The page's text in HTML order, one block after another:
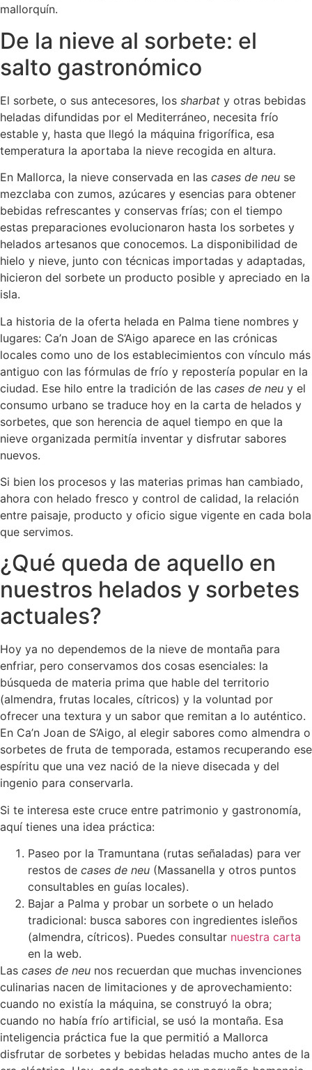
mallorquín.
De la nieve al sorbete: el
salto gastronómico
El sorbete, o sus antecesores, los sharbat y otras bebidas
heladas difundidas por el Mediterráneo, necesita frío
estable y, hasta que llegó la máquina frigorífica, esa
temperatura la aportaba la nieve recogida en altura.
En Mallorca, la nieve conservada en las cases de neu se
mezclaba con zumos, azúcares y esencias para obtener
bebidas refrescantes y conservas frías; con el tiempo
estas preparaciones evolucionaron hasta los sorbetes y
helados artesanos que conocemos. La disponibilidad de
hielo y nieve, junto con técnicas importadas y adaptadas,
hicieron del sorbete un producto posible y apreciado en la
isla.
La historia de la oferta helada en Palma tiene nombres y
lugares: Ca’n Joan de S’Aigo aparece en las crónicas
locales como uno de los establecimientos con vínculo más
antiguo con las fórmulas de frío y repostería popular en la
ciudad. Ese hilo entre la tradición de las cases de neu y el
consumo urbano se traduce hoy en la carta de helados y
sorbetes, que son herencia de aquel tiempo en que la
nieve organizada permitía inventar y disfrutar sabores
nuevos.
Si bien los procesos y las materias primas han cambiado,
ahora con helado fresco y control de calidad, la relación
entre paisaje, producto y oficio sigue vigente en cada bola
que servimos.
¿Qué queda de aquello en
nuestros helados y sorbetes
actuales?
Hoy ya no dependemos de la nieve de montaña para
enfriar, pero conservamos dos cosas esenciales: la
búsqueda de materia prima que hable del territorio
(almendra, frutas locales, cítricos) y la voluntad por
ofrecer una textura y un sabor que remitan a lo auténtico.
En Ca’n Joan de S’Aigo, al elegir sabores como almendra o
sorbetes de fruta de temporada, estamos recuperando ese
espíritu que una vez nació de la nieve disecada y del
ingenio para conservarla.
Si te interesa este cruce entre patrimonio y gastronomía,
aquí tienes una idea práctica:
Paseo por la Tramuntana (rutas señaladas) para ver
restos de cases de neu (Massanella y otros puntos
consultables en guías locales).
Bajar a Palma y probar un sorbete o un helado
tradicional: busca sabores con ingredientes isleños
(almendra, cítricos). Puedes consultar nuestra carta
en la web.
Las cases de neu nos recuerdan que muchas invenciones
culinarias nacen de limitaciones y de aprovechamiento:
cuando no existía la máquina, se construyó la obra;
cuando no había frío artificial, se usó la montaña. Esa
inteligencia práctica fue la que permitió a Mallorca
disfrutar de sorbetes y bebidas heladas mucho antes de la